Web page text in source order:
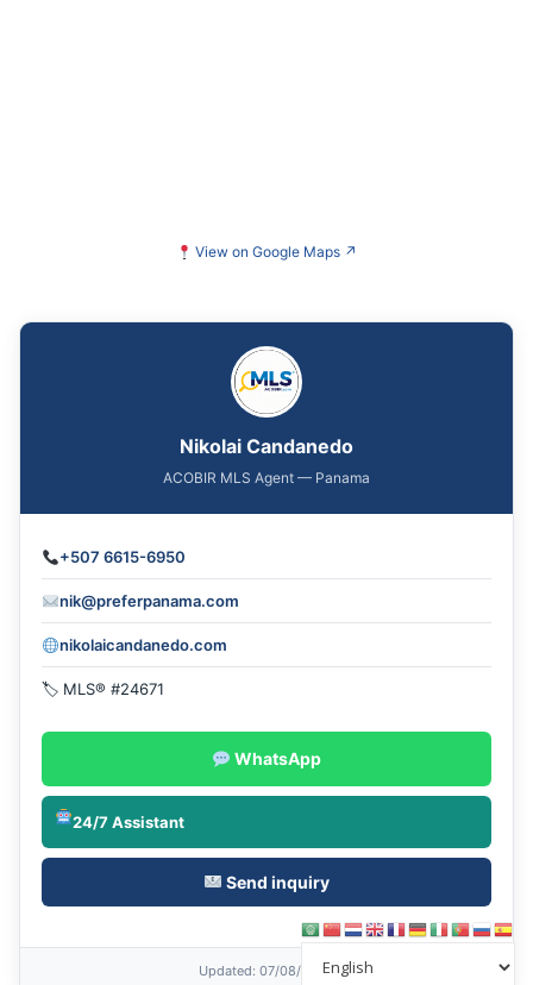
View on Google Maps ↗
Nikolai Candanedo
ACOBIR MLS Agent — Panama
+507 6615-6950
nik@preferpanama.com
nikolaicandanedo.com
🏷 MLS® #24671
WhatsApp
24/7 Assistant
Send inquiry
Updated: 07/08/2026